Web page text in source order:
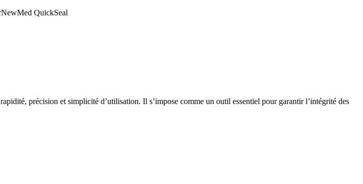
NewMed QuickSeal
précision et simplicité d’utilisation. Il s’impose comme un outil essentiel pour garantir l’intégrité des